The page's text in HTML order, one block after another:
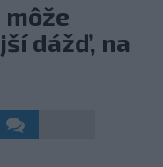
dážď, na